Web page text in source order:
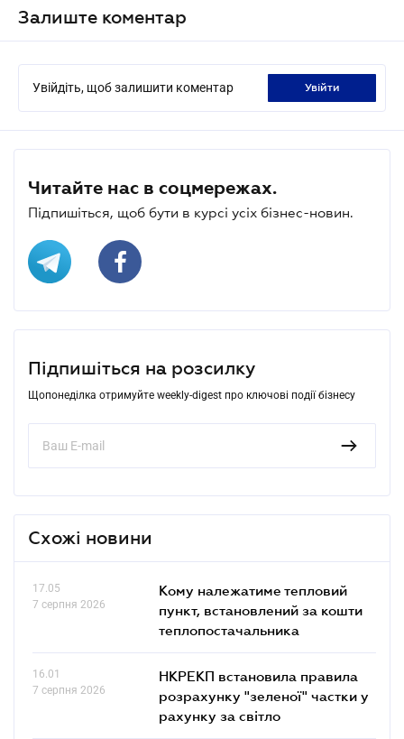
Залиште коментар
Увійдіть, щоб залишити коментар увійти
Читайте нас в соцмережах.
Підпишіться, щоб бути в курсі усіх бізнес-новин.
Підпишіться на розсилку
Щопонеділка отримуйте weekly-digest про ключові події бізнесу
Схожі новини
17.05
7 серпня 2026
Кому належатиме тепловий
пункт, встановлений за кошти
теплопостачальника
16.01
7 серпня 2026
НКРЕКП встановила правила
розрахунку "зеленої" частки у
рахунку за світло